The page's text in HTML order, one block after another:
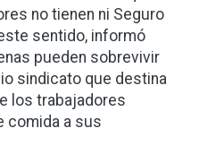
no tienen ni Seguro
este sentido, informó
pueden sobrevivir
sindicato que destina
los trabajadores
comida a sus